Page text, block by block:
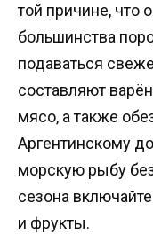
той причине, что
большинства
подаваться
составляют
мясо, а также
Аргентинскому
морскую рыбу
сезона
и фрукты.